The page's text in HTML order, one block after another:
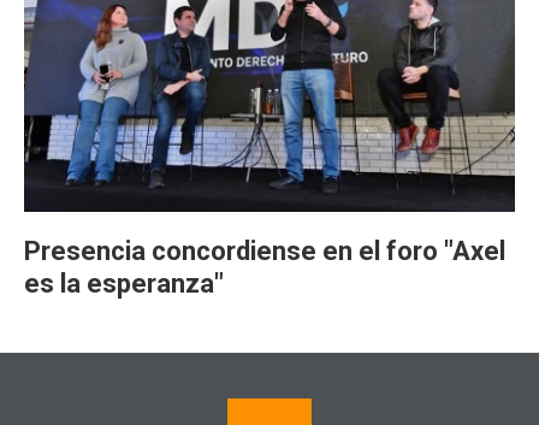
Presencia concordiense en el foro "Axel
es la esperanza"